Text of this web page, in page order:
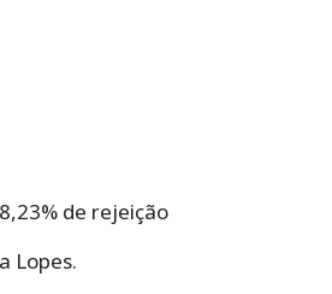
de rejeição
Lopes.